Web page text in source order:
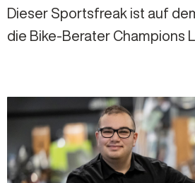
Dieser Sportsfreak ist auf
die Bike-Berater Champions